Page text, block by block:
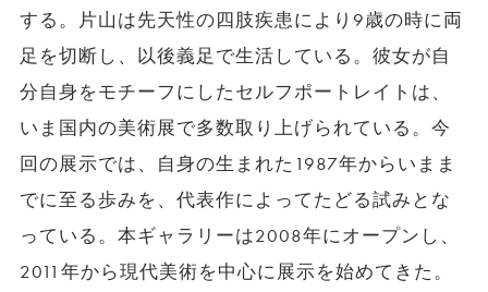
する。片山は先天性の四肢疾患により9歳の時に両
足を切断し、以後義足で生活している。彼女が自
分自身をモチーフにしたセルフポートレイトは、
いま国内の美術展で多数取り上げられている。今
回の展示では、自身の生まれた1987年からいまま
でに至る歩みを、代表作によってたどる試みとな
っている。本ギャラリーは2008年にオープンし、
2011年から現代美術を中心に展示を始めてきた。